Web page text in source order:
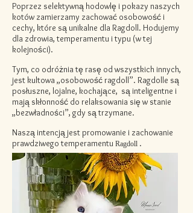
Poprzez selektywną hodowlę i pokazy naszych
kotów zamierzamy zachować osobowość i
cechy, które są unikalne dla Ragdoll. Hodujemy
dla zdrowia, temperamentu i typu (w tej
kolejności).
Tym, co odróżnia tę rasę od wszystkich innych,
jest kultowa „osobowość ragdoll”. Ragdolle są
posłuszne, lojalne, kochające, są inteligentne i
mają skłonność do relaksowania się w stanie
„bezwładności”, gdy są trzymane.
Naszą intencją jest promowanie i zachowanie
prawdziwego temperamentu Ragdoll .